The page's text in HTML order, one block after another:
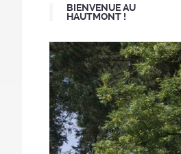
BIENVENUE AU
HAUTMONT !